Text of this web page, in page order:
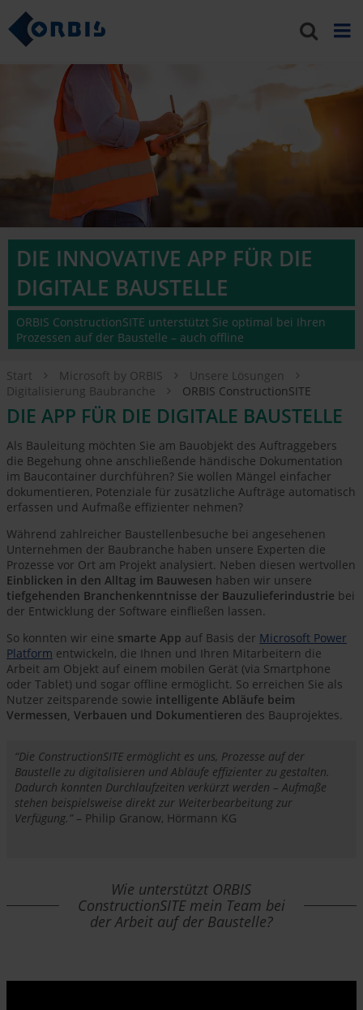
DIE INNOVATIVE APP FÜR DIE
DIGITALE BAUSTELLE
ORBIS ConstructionSITE unterstützt Sie optimal bei Ihren
Prozessen auf der Baustelle – auch offline
Start Microsoft by ORBIS
Unsere Lösungen
Digitalisierung Baubranche
ORBIS ConstructionSITE
DIE APP FÜR DIE DIGITALE BAUSTELLE
Als Bauleitung möchten Sie am Bauobjekt des Auftraggebers
die Begehung ohne anschließende händische Dokumentation
im Baucontainer durchführen? Sie wollen Mängel einfacher
dokumentieren, Potenziale für zusätzliche Aufträge automatisch
erfassen und Aufmaße effizienter nehmen?
Während zahlreicher Baustellenbesuche bei angesehenen
Unternehmen der Baubranche haben unsere Experten die
Prozesse vor Ort am Projekt analysiert. Neben diesen wertvollen
Einblicken in den Alltag im Bauwesen haben wir unsere
tiefgehenden Branchenkenntnisse der Bauzulieferindustrie bei
der Entwicklung der Software einfließen lassen.
So konnten wir eine smarte App auf Basis der Microsoft Power
Platform entwickeln, die Ihnen und Ihren Mitarbeitern die
Arbeit am Objekt auf einem mobilen Gerät (via Smartphone
oder Tablet) und sogar offline ermöglicht. So erreichen Sie als
Nutzer zeitsparende sowie intelligente Abläufe beim
Vermessen, Verbauen und Dokumentieren des Bauprojektes.
“Die ConstructionSITE ermöglicht es uns, Prozesse auf der
Baustelle zu digitalisieren und Abläufe effizienter zu gestalten.
Dadurch konnten Durchlaufzeiten verkürzt werden – Aufmaße
stehen beispielsweise direkt zur Weiterbearbeitung zur
Verfügung.”– Philip Granow, Hörmann KG
Wie unterstützt ORBIS
ConstructionSITE mein Team bei
der Arbeit auf der Baustelle?